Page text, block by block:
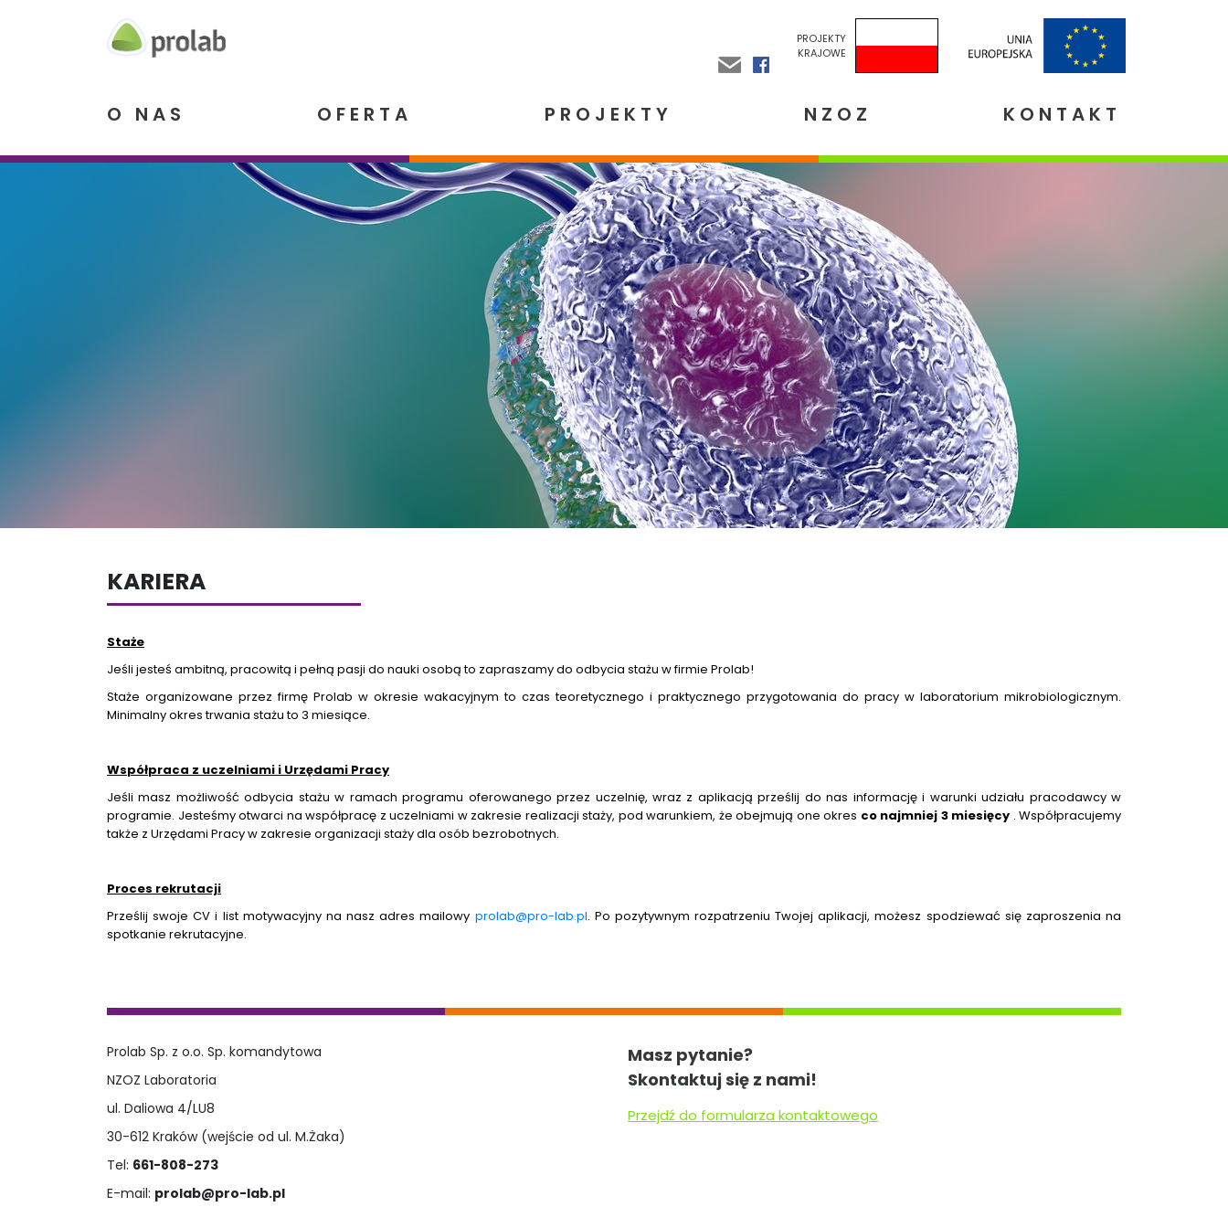
Prolab
PROJEKTY
KRAJOWE
O NAS OFERTA PROJEKTY NZOZ KONTAKT
KARIERA
Staże
Jeśli jesteś ambitną, pracowitą i pełną pasji do nauki osobą to zapraszamy do odbycia stażu w firmie Prolab!
Staże organizowane przez firmę Prolab w okresie wakacyjnym to czas teoretycznego i praktycznego przygotowania do pracy w laboratorium mikrobiologicznym.
Minimalny okres trwania stażu to 3 miesiące.
Współpraca z uczelniami i Urzędami Pracy
Jeśli masz możliwość odbycia stażu w ramach programu oferowanego przez uczelnię, wraz z aplikacją prześlij do nas informację i warunki udziału pracodawcy w
programie. Jesteśmy otwarci na współpracę z uczelniami w zakresie realizacji staży, pod warunkiem, że obejmują one okres co najmniej 3 miesięcy . Współpracujemy
także z Urzędami Pracy w zakresie organizacji staży dla osób bezrobotnych.
Proces rekrutacji
Prześlij swoje CV i list motywacyjny na nasz adres mailowy prolab@pro-lab.pl. Po pozytywnym rozpatrzeniu Twojej aplikacji, możesz spodziewać się zaproszenia na
spotkanie rekrutacyjne.
Prolab Sp. z o.o. Sp. komandytowa
NZOZ Laboratoria
ul. Daliowa 4/LU8
30-612 Kraków (wejście od ul. M.Żaka)
Tel: 661-808-273
E-mail: prolab@pro-lab.pl
Masz pytanie?
Skontaktuj się z nami!
Przejdź do formularza kontaktowego